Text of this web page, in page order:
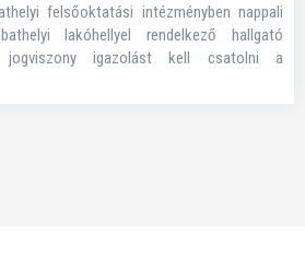
felsőoktatási intézményben nappali
lakóhellyel rendelkező hallgató
igazolást kell csatolni a